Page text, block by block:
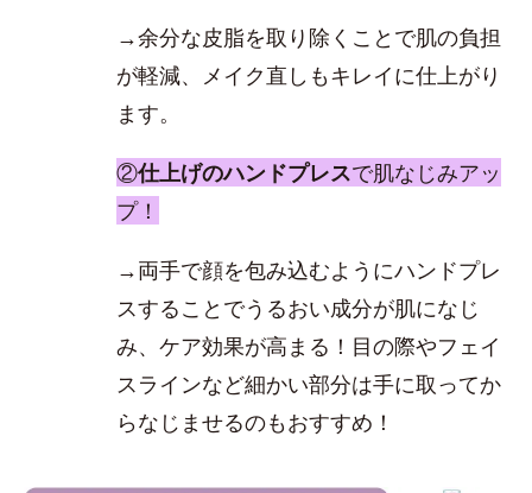
→余分な皮脂を取り除くことで肌の負担
が軽減、メイク直しもキレイに仕上がり
ます。
②仕上げのハンドプレスで肌なじみアッ
プ！
→両手で顔を包み込むようにハンドプレ
スすることでうるおい成分が肌になじ
み、ケア効果が高まる！目の際やフェイ
スラインなど細かい部分は手に取ってか
らなじませるのもおすすめ！